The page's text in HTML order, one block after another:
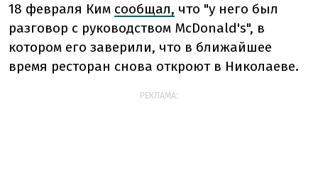
18 февраля Ким сообщал, что "у него был
разговор с руководством McDonald's", в
котором его заверили, что в ближайшее
время ресторан снова откроют в Николаеве.
РЕКЛАМА: